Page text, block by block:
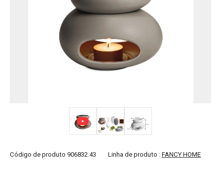
Código de produto 906832.43 Linha de produto : FANCY HOME